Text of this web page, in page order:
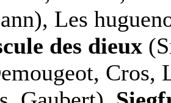
Les
des dieux
Cros,